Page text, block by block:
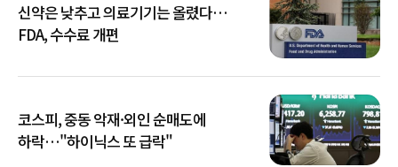
신약은 낮추고 의료기기는 올렸다…
FDA, 수수료 개편
코스피, 중동 악재·외인 순매도에
하락…"하이닉스 또 급락"